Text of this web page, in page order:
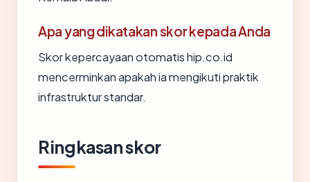
Apa yang dikatakan skor kepada Anda
Skor kepercayaan otomatis hip.co.id
mencerminkan apakah ia mengikuti praktik
infrastruktur standar.
Ringkasan skor